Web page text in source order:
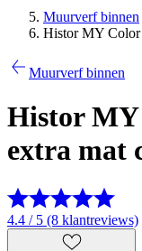
Muurverf binnen
Histor MY Color
Muurverf binnen
Histor
extra mat
4.4 / 5 (8 klantreviews)